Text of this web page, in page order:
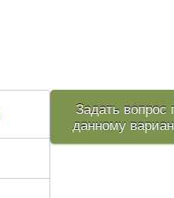
Задать вопрос
данному